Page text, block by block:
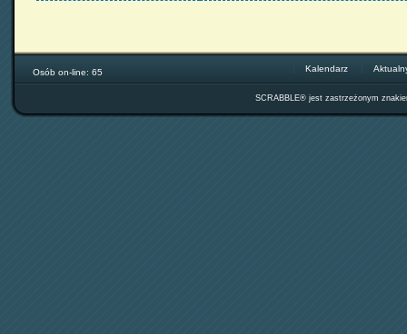
Osób on-line: 65 Kalendarz
SCRABBLE® jest zastrzeżonym